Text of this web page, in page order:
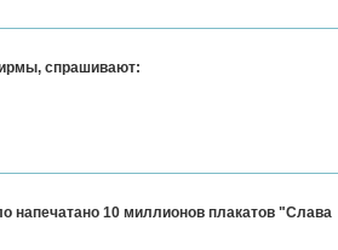
спрашивают:
напечатано 10 миллионов плакатов "Слава